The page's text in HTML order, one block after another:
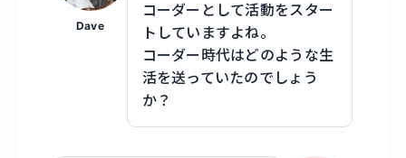
Dave
コーダーとして活動をスター
トしていますよね。
コーダー時代はどのような生
活を送っていたのでしょう
か？